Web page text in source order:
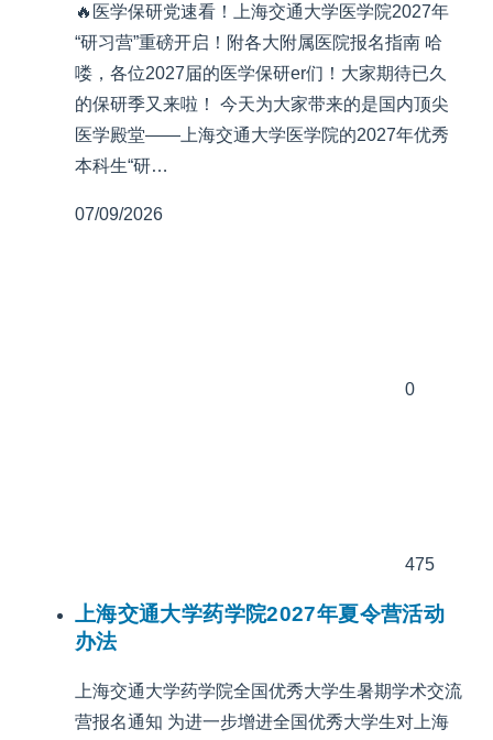
🔥医学保研党速看！上海交通大学医学院2027年
“研习营”重磅开启！附各大附属医院报名指南 哈
喽，各位2027届的医学保研er们！大家期待已久
的保研季又来啦！ 今天为大家带来的是国内顶尖
医学殿堂——上海交通大学医学院的2027年优秀
本科生“研…
07/09/2026
0
475
上海交通大学药学院2027年夏令营活动
办法
上海交通大学药学院全国优秀大学生暑期学术交流
营报名通知 为进一步增进全国优秀大学生对上海